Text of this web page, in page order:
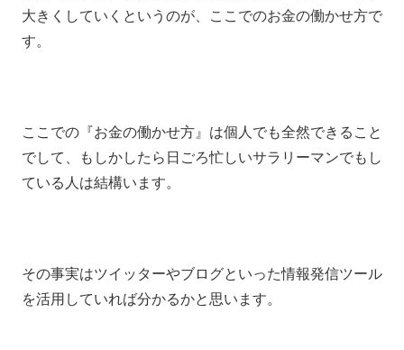
大きくしていくというのが、ここでのお金の働かせ方で
す。
ここでの『お金の働かせ方』は個人でも全然できること
でして、もしかしたら日ごろ忙しいサラリーマンでもし
ている人は結構います。
その事実はツイッターやブログといった情報発信ツール
を活用していれば分かるかと思います。